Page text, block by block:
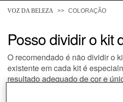
CABELO
COLORAÇÃO
DESODORANTE
ESMALTE
VOZ DA BELEZA COLORAÇÃO
Posso dividir o kit
O recomendado é não dividir o
existente em cada kit é
resultado adequado de cor e